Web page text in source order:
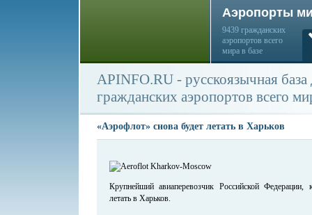
Аэропорты
9439 гражданских
аэропортов всего
мира в базе
APINFO.RU - русскоязычная
гражданских аэропортов всего
«Аэрофлот» снова будет летать в Харьков
Крупнейший авиаперевозчик Российской
летать в Харьков.